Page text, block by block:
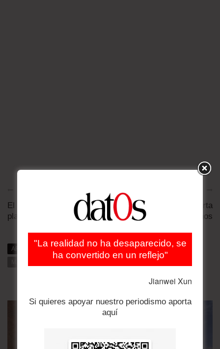
El mundo Mundial: El
play no es fair
A mayo, Bolivia exporta
más e importa menos
ARTÍCULOS RELACIONADOS
MÁS DE DAT0S
"La realidad no ha desaparecido, se
ha convertido en un reflejo"
Jianwei Xun
Si quieres apoyar nuestro periodismo aporta
aquí